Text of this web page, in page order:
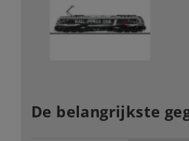
De belangrijkste